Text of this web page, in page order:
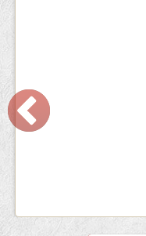
Кафе-Бар Бермуды
Вместимость: